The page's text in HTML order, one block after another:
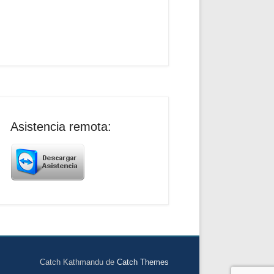
Asistencia remota:
Catch Kathmandu de Catch Themes